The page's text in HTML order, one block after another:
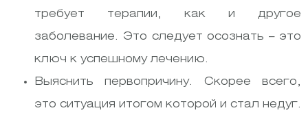
требует терапии, как и другое
заболевание. Это следует осознать – это
ключ к успешному лечению.
Выяснить первопричину. Скорее всего,
это ситуация итогом которой и стал недуг.